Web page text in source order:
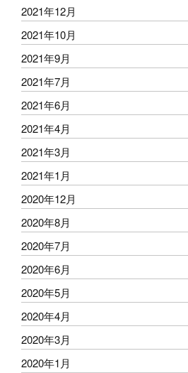
2021年12月
2021年10月
2021年9月
2021年7月
2021年6月
2021年4月
2021年3月
2021年1月
2020年12月
2020年8月
2020年7月
2020年6月
2020年5月
2020年4月
2020年3月
2020年1月